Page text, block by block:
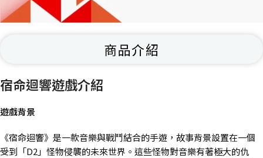
商品介紹
宿命迴響遊戲介紹
遊戲背景
《宿命迴響》是一款音樂與戰鬥結合的手遊，故事背景設置在一個
受到「D2」怪物侵襲的未來世界。這些怪物對音樂有著極大的仇